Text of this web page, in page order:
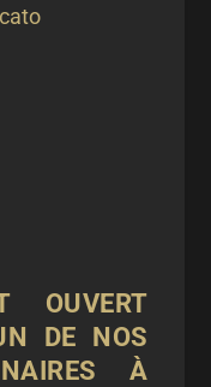
OUVERT
DE NOS
À